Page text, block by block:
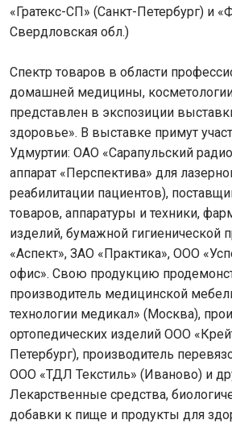
«Гратекс-СП» (Санкт-Петербург) и
Свердловская обл.)
Спектр товаров в области
домашней медицины,
представлен в экспозиции
здоровье». В выставке примут
Удмуртии: ОАО «Сарапульский
аппарат «Перспектива» для
реабилитации пациентов),
товаров, аппаратуры и техники,
изделий, бумажной гигиенической
«Аспект», ЗАО «Практика», ООО
офис». Свою продукцию
производитель медицинской
технологии медикал» (Москва),
ортопедических изделий ООО
Петербург), производитель
ООО «ТДЛ Текстиль» (Иваново) и
Лекарственные средства,
добавки к пище и продукты для